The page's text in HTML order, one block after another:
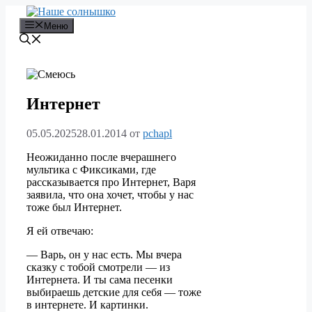
Перейти
содержимому
Меню
Интернет
05.05.202528.01.2014 от pchapl
Неожиданно после вчерашнего
мультика с Фиксиками, где
рассказывается про Интернет, Варя
заявила, что она хочет, чтобы у нас
тоже был Интернет.
Я ей отвечаю:
— Варь, он у нас есть. Мы вчера
сказку с тобой смотрели — из
Интернета. И ты сама песенки
выбираешь детские для себя — тоже
в интернете. И картинки.